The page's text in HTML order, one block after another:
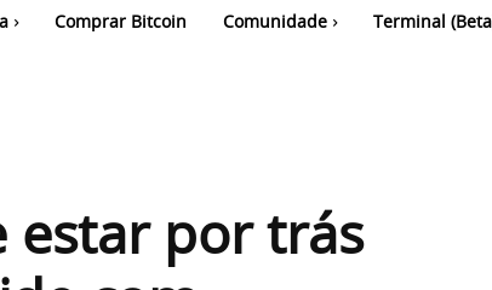
Comprar Bitcoin Comunidade Terminal
estar por trás